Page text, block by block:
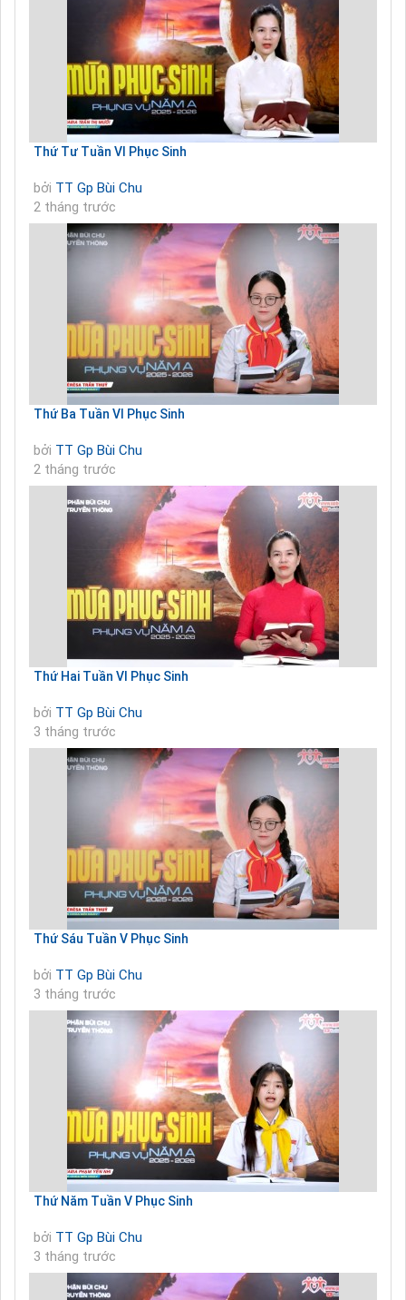
Thứ Tư Tuần VI Phục Sinh
bởi TT Gp Bùi Chu
2 tháng trước
Thứ Ba Tuần VI Phục Sinh
bởi TT Gp Bùi Chu
2 tháng trước
Thứ Hai Tuần VI Phục Sinh
bởi TT Gp Bùi Chu
3 tháng trước
Thứ Sáu Tuần V Phục Sinh
bởi TT Gp Bùi Chu
3 tháng trước
Thứ Năm Tuần V Phục Sinh
bởi TT Gp Bùi Chu
3 tháng trước